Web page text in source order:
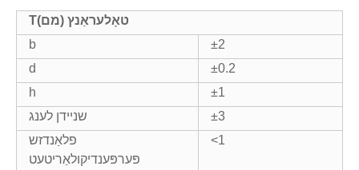
Tטאָלעראַנץ (מם)
b
±2
d
±0.2
h
±1
שניידן לענג
±3
פלאַנדזש
פּערפּענדיקולאַריטעט
<1